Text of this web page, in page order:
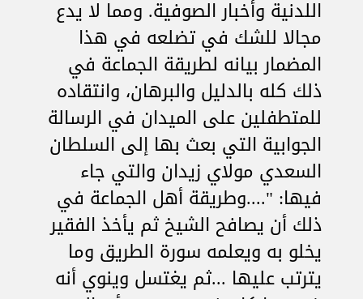
اللدنية وأخبار الصوفية. ومما لا يدع
مجالا للشك في تضلعه في هذا
المضمار بيانه لطريقة الجماعة في
ذلك كله بالدليل والبرهان، وانتقاده
للمتطفلين على الميدان في الرسالة
الجوابية التي بعث بها إلى السلطان
السعدي مولاي زيدان والتي جاء
فيها: "....وطريقة أهل الجماعة في
ذلك أن يصافح الشيخ ثم يأخذ الفقير
يخلو به ويعلمه سورة الطريق وما
يترتب عليها ...ثم يغتسل وينوي أنه